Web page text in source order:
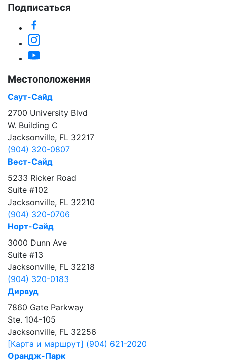
Подписаться
Instagram
YouTube
Местоположения
Саут-Сайд
2700 University Blvd
W. Building C
Jacksonville, FL 32217
(904) 320-0807
Вест-Сайд
5233 Ricker Road
Suite #102
Jacksonville, FL 32210
(904) 320-0706
Норт-Сайд
3000 Dunn Ave
Suite #13
Jacksonville, FL 32218
(904) 320-0183
Дирвуд
7860 Gate Parkway
Ste. 104-105
Jacksonville, FL 32256
[Карта и маршрут] (904) 621-2020
Орандж-Парк